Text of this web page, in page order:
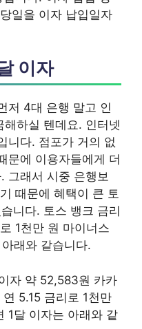
일을 이자 납입일자
이자
저 4대 은행 말고 인
하실 텐데요. 인터넷
니다. 점포가 거의 없
문에 이용자들에게 더
그래서 시중 은행보
때문에 혜택이 큰 토
니다. 토스 뱅크 금리
1천만 원 마이너스
래와 같습니다.
자 약 52,583원 카카
5.15 금리로 1천만
1달 이자는 아래와 같